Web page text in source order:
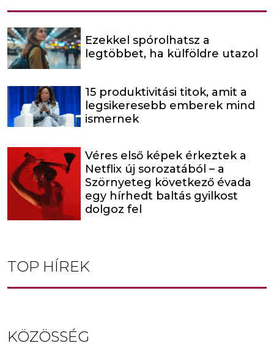
Ezekkel spórolhatsz a
legtöbbet, ha külföldre utazol
15 produktivitási titok, amit a
legsikeresebb emberek mind
ismernek
Véres első képek érkeztek a
Netflix új sorozatából – a
Szörnyeteg következő évada
egy hírhedt baltás gyilkost
dolgoz fel
TOP HÍREK
KÖZÖSSÉG